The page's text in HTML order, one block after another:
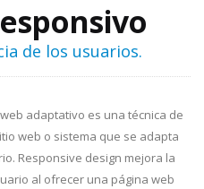
de los usuarios.
adaptativo es una técnica de
web o sistema que se adapta
Responsive design mejora la
al ofrecer una página web